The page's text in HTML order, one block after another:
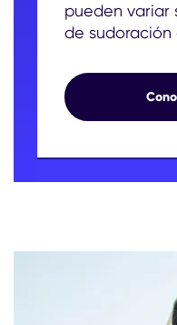
pueden variar
de